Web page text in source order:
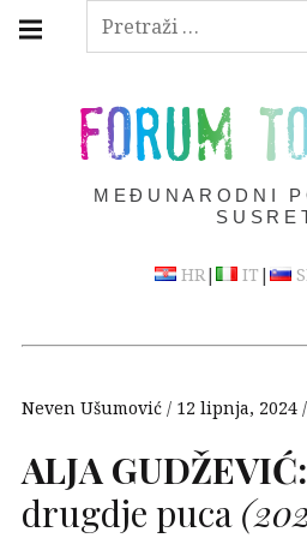
Pretraži:
Skip
FORUM
MEĐUNARODNI
HR| IT |
navigation
Neven Ušumović 12 lipnja, 2024
ALJA GUDŽEVIĆ:
drugdje puca